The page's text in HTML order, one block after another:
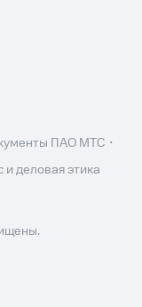
ПАО МТС
и деловая этика